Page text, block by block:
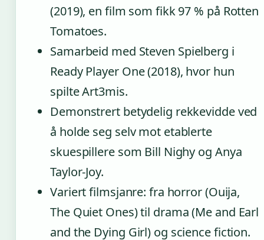
(2019), en film som fikk 97 % på Rotten
Tomatoes.
Samarbeid med Steven Spielberg i
Ready Player One (2018), hvor hun
spilte Art3mis.
Demonstrert betydelig rekkevidde ved
å holde seg selv mot etablerte
skuespillere som Bill Nighy og Anya
Taylor-Joy.
Variert filmsjanre: fra horror (Ouija,
The Quiet Ones) til drama (Me and Earl
and the Dying Girl) og science fiction.